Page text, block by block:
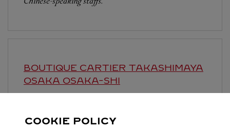
BOUTIQUE CARTIER TAKASHIMAYA
OSAKA OSAKA-SHI
542-8510
COOKIE POLICY